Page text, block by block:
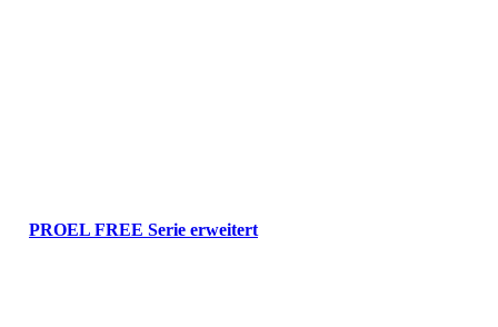
PROEL FREE Serie erweitert